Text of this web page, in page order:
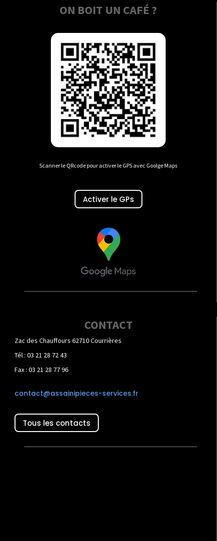
ON BOIT UN CAFÉ ?
Scanner le QRcode pour activer le GPS avec Goolge Maps
Activer le GPs
CONTACT
Zac des Chauffours 62710 Courrières
Tél : 03 21 28 72 43
Fax : 03 21 28 77 96
contact@assainipieces-services.fr
Tous les contacts